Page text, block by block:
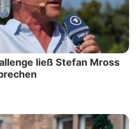
ließ Stefan Mross